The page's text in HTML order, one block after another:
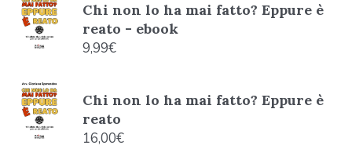
Chi non lo ha mai fatto? Eppure è
reato - ebook
9,99€
Chi non lo ha mai fatto? Eppure è
reato
16,00€